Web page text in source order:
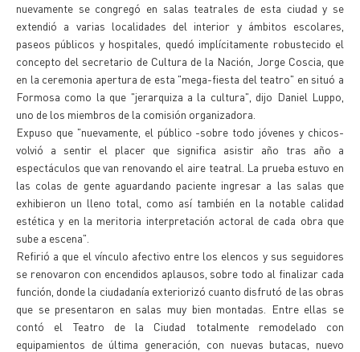
nuevamente se congregó en salas teatrales de esta ciudad y se
extendió a varias localidades del interior y ámbitos escolares,
paseos públicos y hospitales, quedó implícitamente robustecido el
concepto del secretario de Cultura de la Nación, Jorge Coscia, que
en la ceremonia apertura de esta "mega-fiesta del teatro" en situó a
Formosa como la que "jerarquiza a la cultura", dijo Daniel Luppo,
uno de los miembros de la comisión organizadora.
Expuso que "nuevamente, el público -sobre todo jóvenes y chicos-
volvió a sentir el placer que significa asistir año tras año a
espectáculos que van renovando el aire teatral. La prueba estuvo en
las colas de gente aguardando paciente ingresar a las salas que
exhibieron un lleno total, como así también en la notable calidad
estética y en la meritoria interpretación actoral de cada obra que
sube a escena".
Refirió a que el vínculo afectivo entre los elencos y sus seguidores
se renovaron con encendidos aplausos, sobre todo al finalizar cada
función, donde la ciudadanía exteriorizó cuanto disfrutó de las obras
que se presentaron en salas muy bien montadas. Entre ellas se
contó el Teatro de la Ciudad totalmente remodelado con
equipamientos de última generación, con nuevas butacas, nuevo